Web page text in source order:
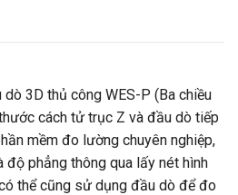
3D thủ công WES-P (Ba chiều
cách tử trục Z và đầu dò tiếp
mềm đo lường chuyên nghiệp,
độ phẳng thông qua lấy nét hình
thể cũng sử dụng đầu dò để đo